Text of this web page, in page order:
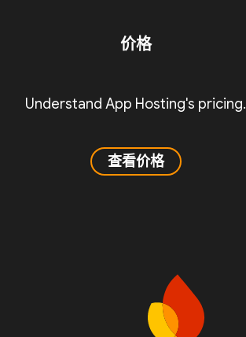
价格
Understand App Hosting's pricing.
查看价格